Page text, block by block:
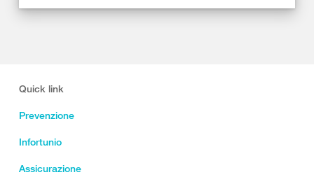
Quick link
Prevenzione
Infortunio
Assicurazione